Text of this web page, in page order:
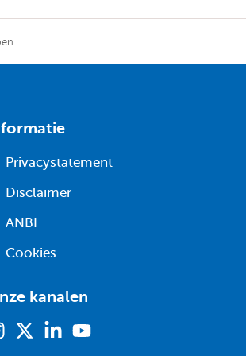
Privacystatement
Disclaimer
ANBI
Cookies
kanalen
Instagram LinkedinYoutube